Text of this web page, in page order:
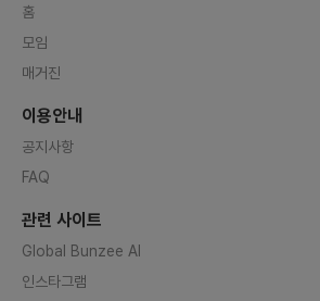
홈
모임
매거진
이용안내
공지사항
FAQ
관련 사이트
Global Bunzee AI
인스타그램